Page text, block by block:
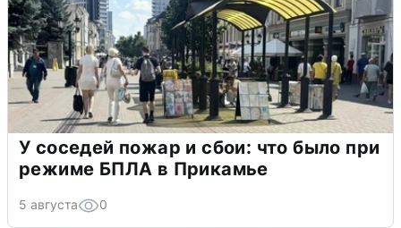
У соседей пожар и сбои: что было при
режиме БПЛА в Прикамье
5 августа 0